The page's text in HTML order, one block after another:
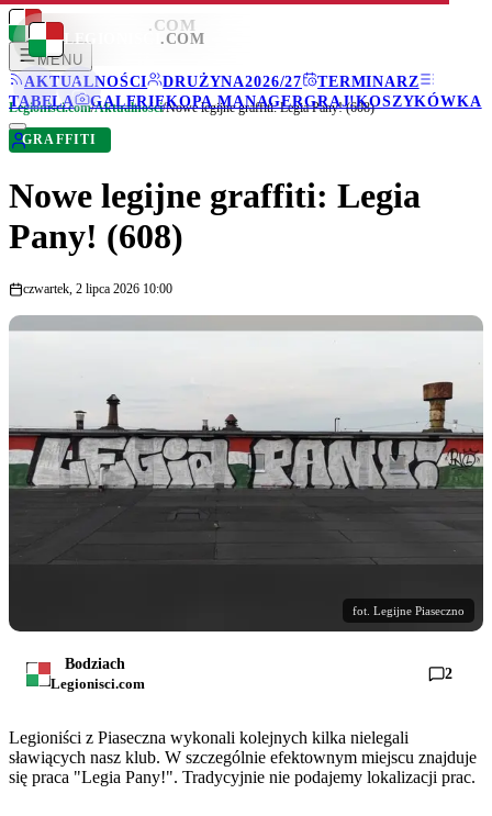
LEGIONISCI .COM
MENU
AKTUALNOŚCI
DRUŻYNA2026/27
TERMINARZ
TABELA
GALERIEKOPA MANAGERGRAJ!KOSZYKÓWKA
LEGIONISCI .COM
Legionisci.com/Aktualności/Nowe legijne graffiti: Legia Pany! (608)
GRAFFITI
Nowe legijne graffiti: Legia
Pany! (608)
czwartek, 2 lipca 2026 10:00
fot. Legijne Piaseczno
Bodziach
Legionisci.com
2
Legioniści z Piaseczna wykonali kolejnych kilka nielegali
sławiących nasz klub. W szczególnie efektownym miejscu znajduje
się praca "Legia Pany!". Tradycyjnie nie podajemy lokalizacji prac.